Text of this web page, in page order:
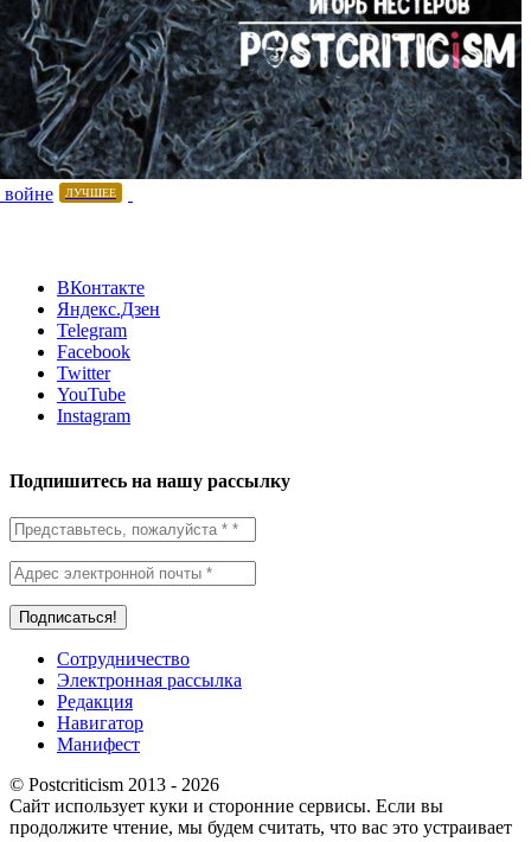
ЛУЧШЕЕ
ВКонтакте
Яндекс.Дзен
Telegram
Facebook
Twitter
YouTube
Instagram
Подпишитесь на нашу рассылку
Сотрудничество
Электронная рассылка
Редакция
Навигатор
Манифест
© Postcriticism 2013 - 2026
Сайт использует куки и сторонние сервисы. Если вы
продолжите чтение, мы будем считать, что вас это устраивает